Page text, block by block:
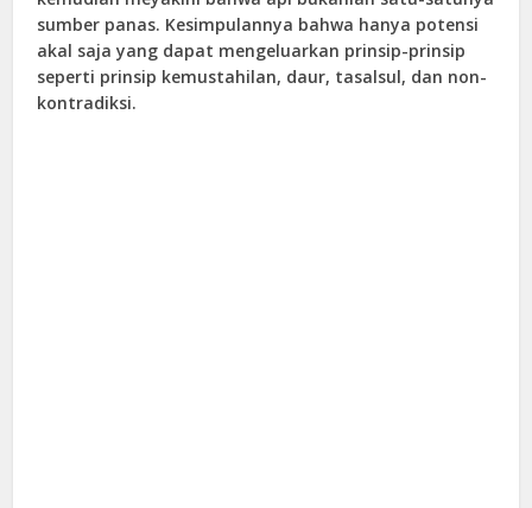
sumber panas. Kesimpulannya bahwa hanya potensi
akal saja yang dapat mengeluarkan prinsip-prinsip
seperti prinsip kemustahilan, daur, tasalsul, dan non-
kontradiksi.